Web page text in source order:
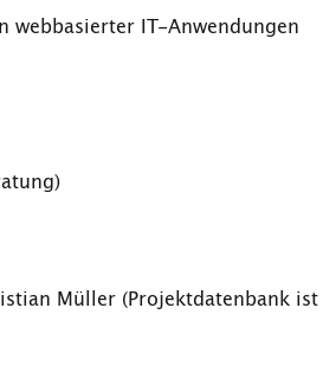
webbasierter IT-Anwendungen
Müller (Projektdatenbank